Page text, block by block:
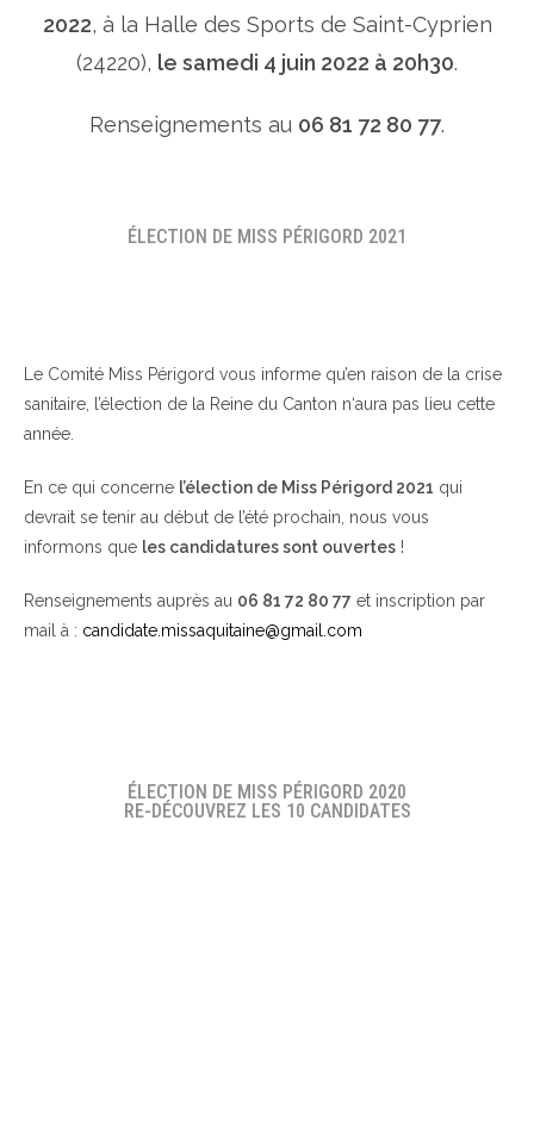
2022, à la Halle des Sports de Saint-Cyprien
(24220), le samedi 4 juin 2022 à 20h30.
Renseignements au 06 81 72 80 77.
ÉLECTION DE MISS PÉRIGORD 2021
Le Comité Miss Périgord vous informe qu’en raison de la crise
sanitaire, l’élection de la Reine du Canton n‘aura pas lieu cette
année.
En ce qui concerne l’élection de Miss Périgord 2021 qui
devrait se tenir au début de l’été prochain, nous vous
informons que les candidatures sont ouvertes !
Renseignements auprès au 06 81 72 80 77 et inscription par
mail à : candidate.missaquitaine@gmail.com
ÉLECTION DE MISS PÉRIGORD 2020
RE-DÉCOUVREZ LES 10 CANDIDATES